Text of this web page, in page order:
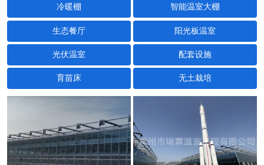
冷暖棚 智能温室大棚
生态餐厅 阳光板温室
光伏温室 配套设施
育苗床 无土栽培